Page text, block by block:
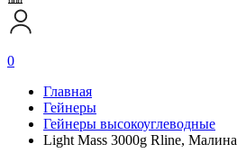
0
Главная
Гейнеры
Гейнеры высокоуглеводные
Light Mass 3000g Rline, Малина